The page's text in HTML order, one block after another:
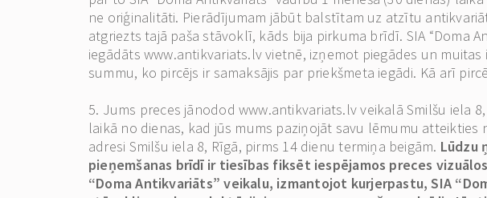
ne oriģinalitāti. Pierādījumam jābūt balstītam uz atzītu
atgriezts tajā paša stāvoklī, kāds bija pirkuma brīdī. SIA “Doma
iegādāts www.antikvariats.lv vietnē, izņemot piegādes un
summu, ko pircējs ir samaksājis par priekšmeta iegādi. Kā arī
5. Jums preces jānodod www.antikvariats.lv veikalā Smilšu iela
laikā no dienas, kad jūs mums paziņojāt savu lēmumu
adresi Smilšu iela 8, Rīgā, pirms 14 dienu termiņa beigām. Lūdzu
pieņemšanas brīdī ir tiesības fiksēt iespējamos preces
“Doma Antikvariāts” veikalu, izmantojot kurjerpastu, SIA